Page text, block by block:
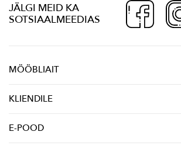
JÄLGI MEID KA
SOTSIAALMEEDIAS
MÖÖBLIAIT
KLIENDILE
E-POOD